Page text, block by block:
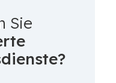
Sie